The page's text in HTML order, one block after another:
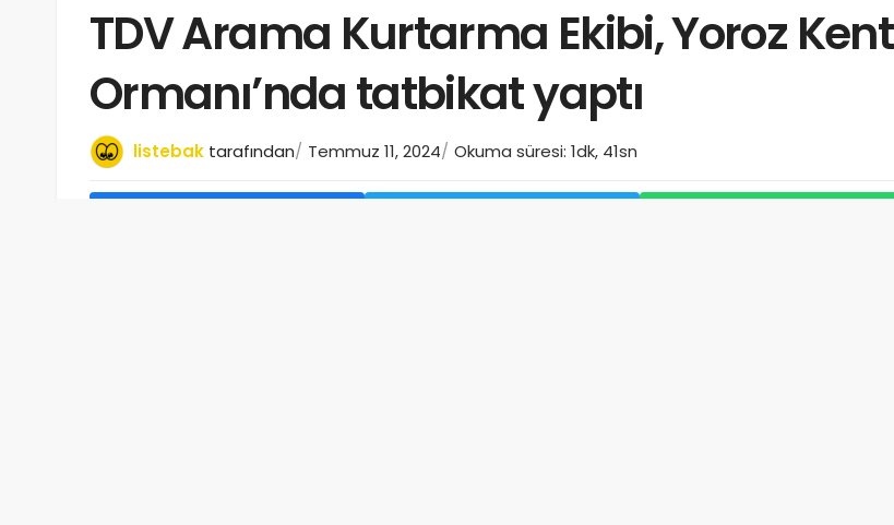
TDV Arama Kurtarma Ekibi, Yoroz Kent
Ormanı’nda tatbikat yaptı
listebak tarafından Temmuz 11, 2024 Okuma süresi: 1dk, 41sn